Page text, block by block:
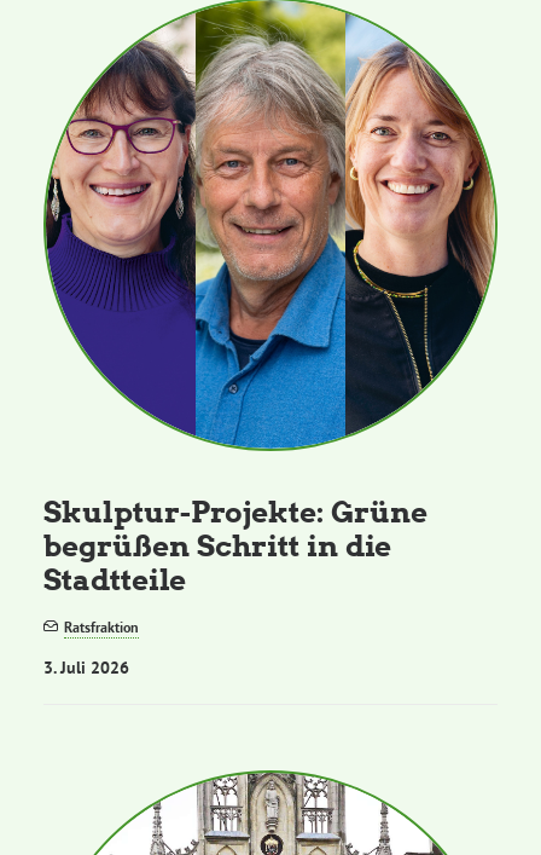
Skulptur-Projekte: Grüne
begrüßen Schritt in die
Stadtteile
Ratsfraktion
3. Juli 2026